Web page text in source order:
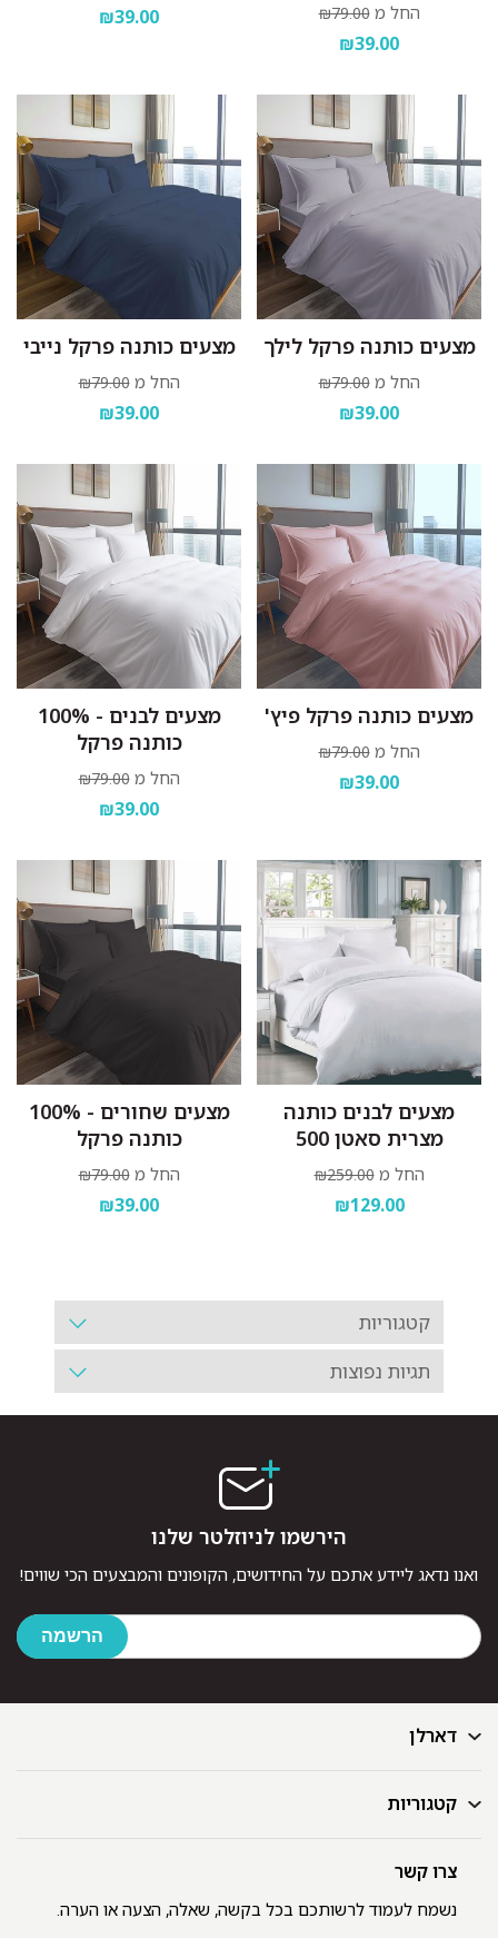
החל מ ₪79.00
₪39.00
₪39.00
מצעים כותנה פרקל לילך
החל מ ₪79.00
₪39.00
מצעים כותנה פרקל נייבי
החל מ ₪79.00
₪39.00
מצעים כותנה פרקל פיץ'
החל מ ₪79.00
₪39.00
מצעים לבנים - 100%
כותנה פרקל
החל מ ₪79.00
₪39.00
מצעים לבנים כותנה
מצרית סאטן 500
החל מ ₪259.00
₪129.00
מצעים שחורים - 100%
כותנה פרקל
החל מ ₪79.00
₪39.00
קטגוריות
תגיות נפוצות
דארלן
דף הבית
GIFT CARD
רשימת חנויות
קטגוריות
מצעים
מגבות
צרו קשר
נשמח לעמוד לרשותכם בכל בקשה, שאלה, הצעה או הערה.
הירשמו לניוזלטר שלנו
ואנו נדאג ליידע אתכם על החידושים, הקופונים והמבצעים הכי שווים!